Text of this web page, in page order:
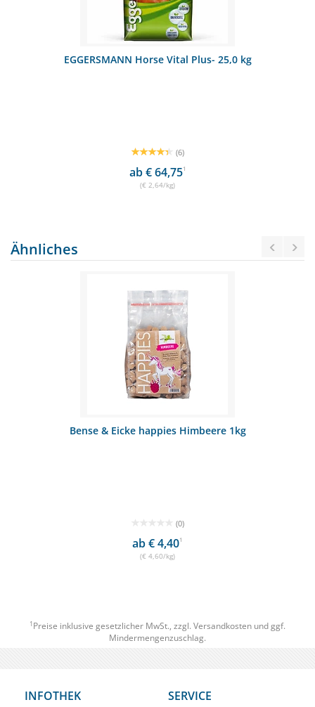
EGGERSMANN Horse Vital Plus- 25,0 kg
(6)
ab € 64,751
(€ 2,64/kg)
Ähnliches
Bense & Eicke happies Himbeere 1kg
(0)
ab € 4,401
(€ 4,60/kg)
1 Preise inklusive gesetzlicher MwSt., zzgl. Versandkosten und ggf.
Mindermengenzuschlag.
INFOTHEK SERVICE